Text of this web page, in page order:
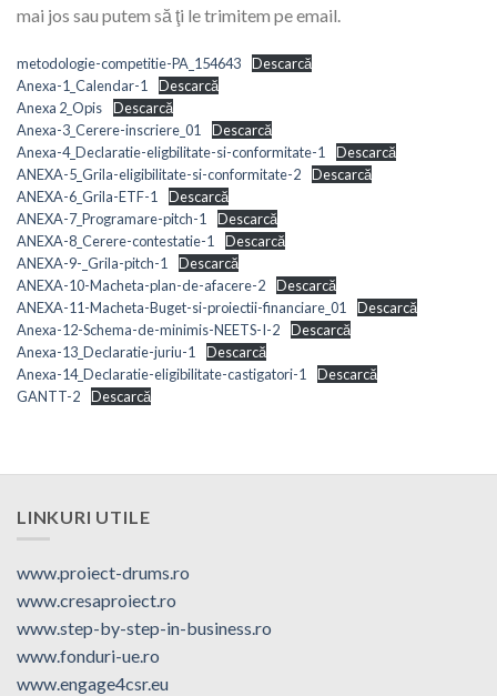
mai jos sau putem să ţi le trimitem pe email.
metodologie-competitie-PA_154643
Descarcă
Anexa-1_Calendar-1
Descarcă
Anexa 2_Opis
Descarcă
Anexa-3_Cerere-inscriere_01
Descarcă
Anexa-4_Declaratie-eligbilitate-si-conformitate-1
Descarcă
ANEXA-5_Grila-eligibilitate-si-conformitate-2
Descarcă
ANEXA-6_Grila-ETF-1
Descarcă
ANEXA-7_Programare-pitch-1
Descarcă
ANEXA-8_Cerere-contestatie-1
Descarcă
ANEXA-9-_Grila-pitch-1
Descarcă
ANEXA-10-Macheta-plan-de-afacere-2
Descarcă
ANEXA-11-Macheta-Buget-si-proiectii-financiare_01
Descarcă
Anexa-12-Schema-de-minimis-NEETS-I-2
Descarcă
Anexa-13_Declaratie-juriu-1
Descarcă
Anexa-14_Declaratie-eligibilitate-castigatori-1
Descarcă
GANTT-2
Descarcă
LINKURI UTILE
www.proiect-drums.ro
www.cresaproiect.ro
www.step-by-step-in-business.ro
www.fonduri-ue.ro
www.engage4csr.eu